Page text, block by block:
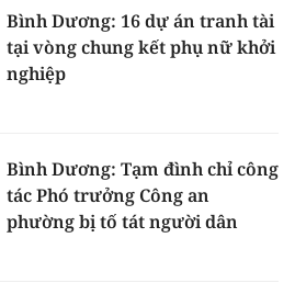
Bình Dương: 16 dự án tranh tài
tại vòng chung kết phụ nữ khởi
nghiệp
Bình Dương: Tạm đình chỉ công
tác Phó trưởng Công an
phường bị tố tát người dân